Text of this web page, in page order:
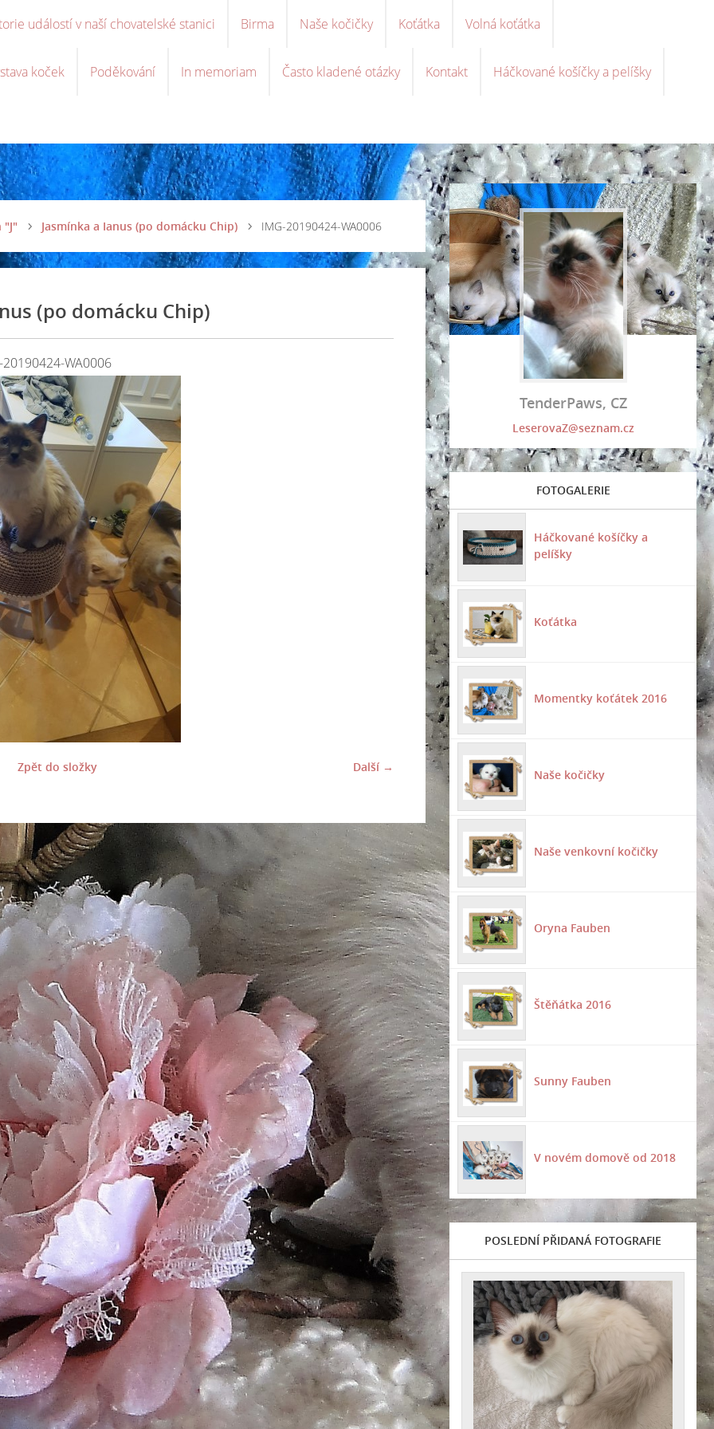
událostí v naší chovatelské stanici Birma Naše kočičky Koťátka Volná koťátka
koček Poděkování In memoriam Často kladené otázky Kontakt Háčkované košíčky a pelíšky
"J" Jasmínka a Ianus (po domácku Chip) IMG-20190424-WA0006
(po domácku Chip)
WA0006
Další →
Zpět do složky
TenderPaws, CZ
LeserovaZ@seznam.cz
FOTOGALERIE
Háčkované košíčky a
pelíšky
Koťátka
Momentky koťátek 2016
Naše kočičky
Naše venkovní kočičky
Oryna Fauben
Štěňátka 2016
Sunny Fauben
V novém domově od 2018
POSLEDNÍ PŘIDANÁ FOTOGRAFIE